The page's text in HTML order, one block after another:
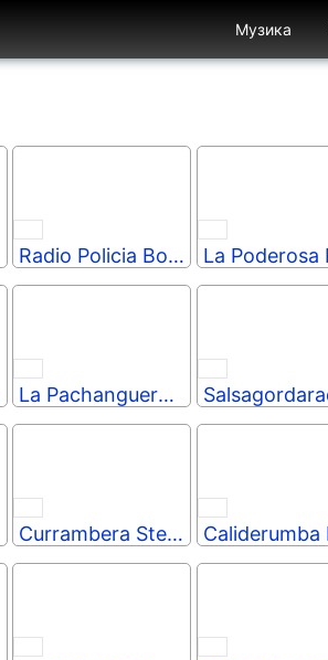
Музика
Radio Policia Bogotá
La Pachanguera FM
Currambera Stereo